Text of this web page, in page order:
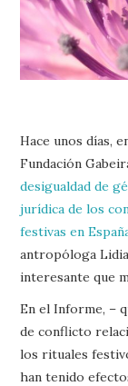
Hace unos días,
Fundación
desigualdad de
jurídica de los
festivas en
antropóloga
interesante que
En el Informe, –
de conflicto
los rituales
han tenido